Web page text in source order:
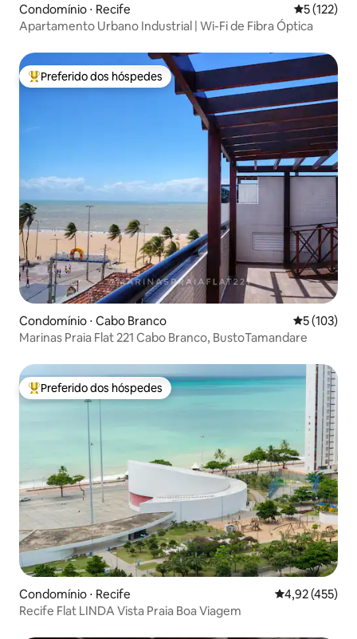
Condomínio ⋅ Recife 5 de uma
5 (122)
Apartamento Urbano Industrial | Wi-Fi de Fibra Óptica
Entre os melhores preferidos dos hóspedes
Preferido dos hóspedes
Condomínio ⋅ Cabo Branco 5 de uma
5 (103)
Marinas Praia Flat 221 Cabo Branco, BustoTamandare
Entre os melhores preferidos dos hóspedes
Preferido dos hóspedes
Condomínio ⋅ Recife 4,92 de uma
4,92 (455)
Recife Flat LINDA Vista Praia Boa Viagem